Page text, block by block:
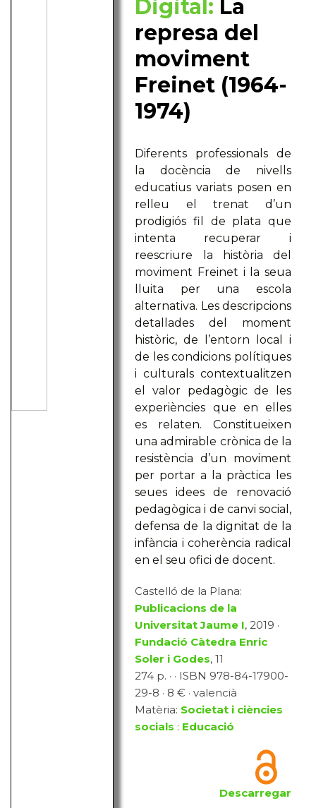
Digital: La
represa del
moviment
Freinet (1964-
1974)
Diferents professionals de
la docència de nivells
educatius variats posen en
relleu el trenat d’un
prodigiós fil de plata que
intenta recuperar i
reescriure la història del
moviment Freinet i la seua
lluita per una escola
alternativa. Les descripcions
detallades del moment
històric, de l’entorn local i
de les condicions polítiques
i culturals contextualitzen
el valor pedagògic de les
experiències que en elles
es relaten. Constitueixen
una admirable crònica de la
resistència d’un moviment
per portar a la pràctica les
seues idees de renovació
pedagògica i de canvi social,
defensa de la dignitat de la
infància i coherència radical
en el seu ofici de docent.
Castelló de la Plana:
Publicacions de la
Universitat Jaume I, 2019 ·
Fundació Càtedra Enric
Soler i Godes, 11
274 p. · · ISBN 978-84-17900-
29-8 · 8 € · valencià
Matèria: Societat i ciències
socials : Educació
Descarregar